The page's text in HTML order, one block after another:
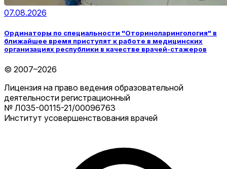
07.08.2026
Ординаторы по специальности "Оториноларингология" в
ближайшее время приступят к работе в медицинских
организациях республики в качестве врачей-стажеров
© 2007–2026
Лицензия на право ведения образовательной
деятельности регистрационный
№ Л035-00115-21/00096763
Институт усовершенствования врачей